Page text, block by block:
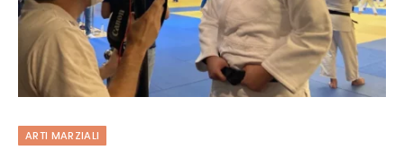
ARTI MARZIALI